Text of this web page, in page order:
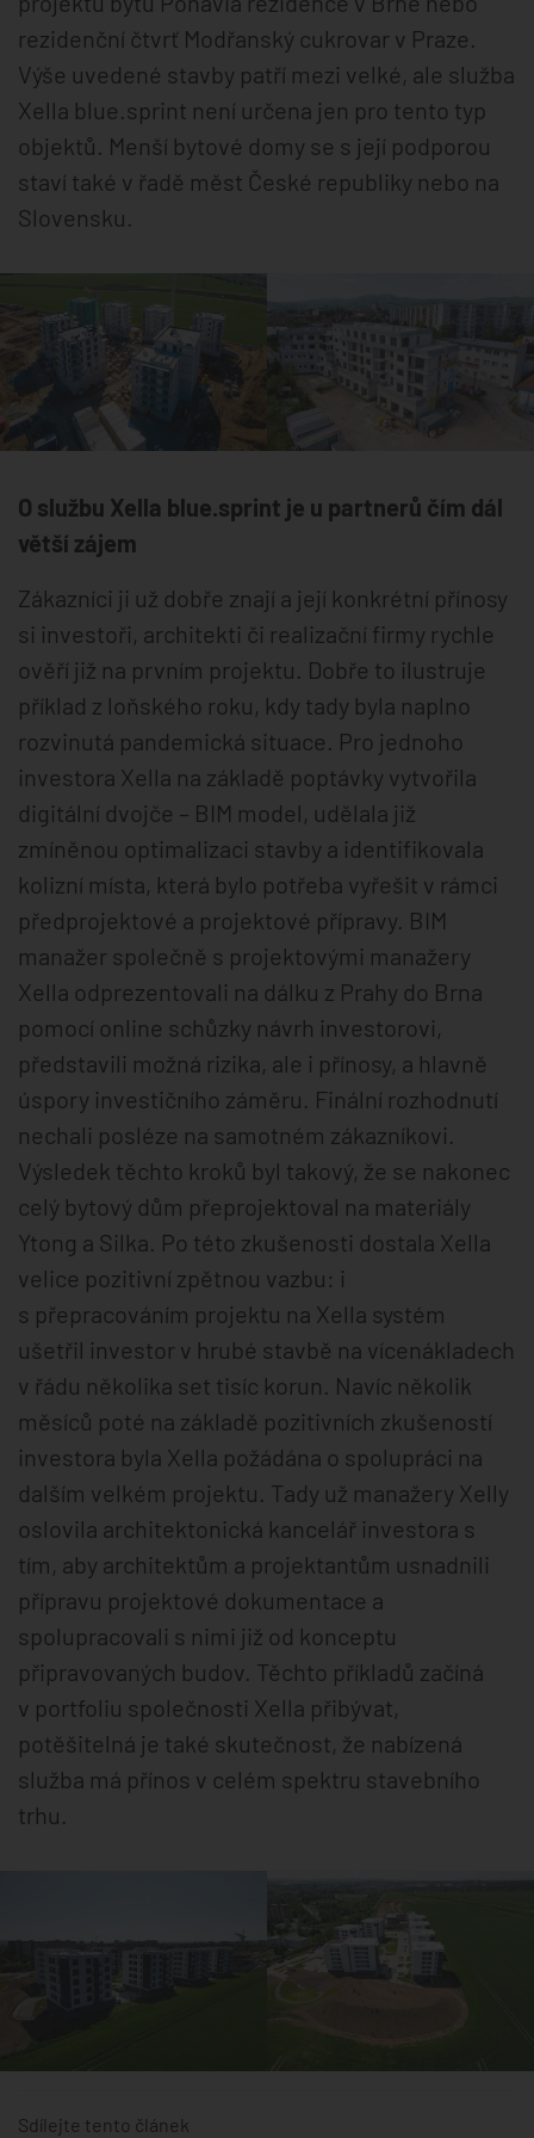
rezidenční čtvrť Modřanský cukrovar v Praze.
Výše uvedené stavby patří mezi velké, ale služba
Xella blue.sprint není určena jen pro tento typ
objektů. Menší bytové domy se s její podporou
staví také v řadě měst České republiky nebo na
Slovensku.
O službu Xella blue.sprint je u partnerů čím dál
větší zájem
Zákazníci ji už dobře znají a její konkrétní přínosy
si investoři, architekti či realizační firmy rychle
ověří již na prvním projektu. Dobře to ilustruje
příklad z loňského roku, kdy tady byla naplno
rozvinutá pandemická situace. Pro jednoho
investora Xella na základě poptávky vytvořila
digitální dvojče – BIM model, udělala již
zmíněnou optimalizaci stavby a identifikovala
kolizní místa, která bylo potřeba vyřešit v rámci
předprojektové a projektové přípravy. BIM
manažer společně s projektovými manažery
Xella odprezentovali na dálku z Prahy do Brna
pomocí online schůzky návrh investorovi,
představili možná rizika, ale i přínosy, a hlavně
úspory investičního záměru. Finální rozhodnutí
nechali posléze na samotném zákazníkovi.
Výsledek těchto kroků byl takový, že se nakonec
celý bytový dům přeprojektoval na materiály
Ytong a Silka. Po této zkušenosti dostala Xella
velice pozitivní zpětnou vazbu: i
s přepracováním projektu na Xella systém
ušetřil investor v hrubé stavbě na vícenákladech
v řádu několika set tisíc korun. Navíc několik
měsíců poté na základě pozitivních zkušeností
investora byla Xella požádána o spolupráci na
dalším velkém projektu. Tady už manažery Xelly
oslovila architektonická kancelář investora s
tím, aby architektům a projektantům usnadnili
přípravu projektové dokumentace a
spolupracovali s nimi již od konceptu
připravovaných budov. Těchto příkladů začíná
v portfoliu společnosti Xella přibývat,
potěšitelná je také skutečnost, že nabízená
služba má přínos v celém spektru stavebního
trhu.
Sdílejte tento článek